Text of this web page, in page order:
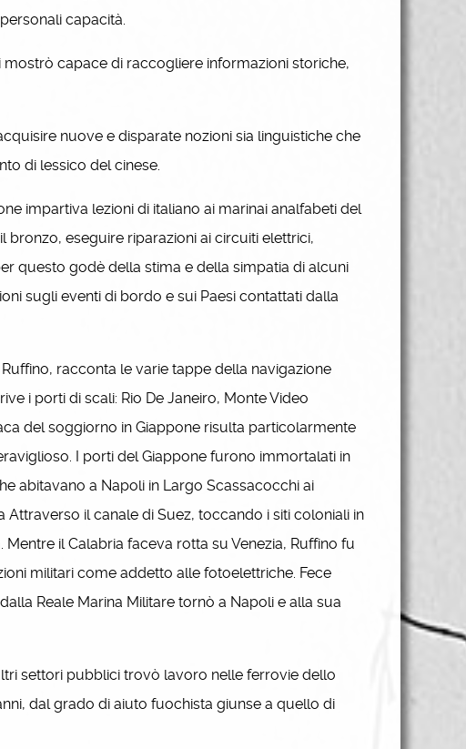
capacità.
capace di raccogliere informazioni storiche,
nuove e disparate nozioni sia linguistiche che
di lessico del cinese.
impartiva lezioni di italiano ai marinai analfabeti del
bronzo, eseguire riparazioni ai circuiti elettrici,
questo godè della stima e della simpatia di alcuni
sugli eventi di bordo e sui Paesi contattati dalla
racconta le varie tappe della navigazione
i porti di scali: Rio De Janeiro, Monte Video
del soggiorno in Giappone risulta particolarmente
I porti del Giappone furono immortalati in
abitavano a Napoli in Largo Scassacocchi ai
Attraverso il canale di Suez, toccando i siti coloniali in
il Calabria faceva rotta su Venezia, Ruffino fu
militari come addetto alle fotoelettriche. Fece
Reale Marina Militare tornò a Napoli e alla sua
settori pubblici trovò lavoro nelle ferrovie dello
dal grado di aiuto fuochista giunse a quello di